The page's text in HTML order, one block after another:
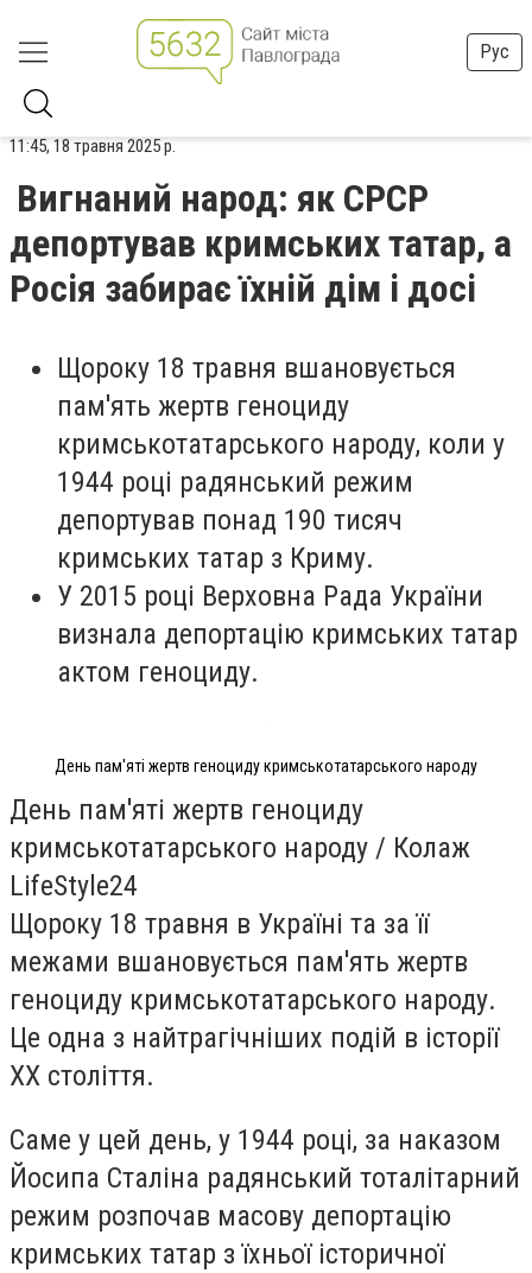
Рус
11:45, 18 травня 2025 р.
Вигнаний народ: як СРСР
депортував кримських татар, а
Росія забирає їхній дім і досі
Щороку 18 травня вшановується
пам'ять жертв геноциду
кримськотатарського народу, коли у
1944 році радянський режим
депортував понад 190 тисяч
кримських татар з Криму.
У 2015 році Верховна Рада України
визнала депортацію кримських татар
актом геноциду.
День пам'яті жертв геноциду кримськотатарського народу
День пам'яті жертв геноциду
кримськотатарського народу / Колаж
LifeStyle24
Щороку 18 травня в Україні та за її
межами вшановується пам'ять жертв
геноциду кримськотатарського народу.
Це одна з найтрагічніших подій в історії
XX століття.
Саме у цей день, у 1944 році, за наказом
Йосипа Сталіна радянський тоталітарний
режим розпочав масову депортацію
кримських татар з їхньої історичної